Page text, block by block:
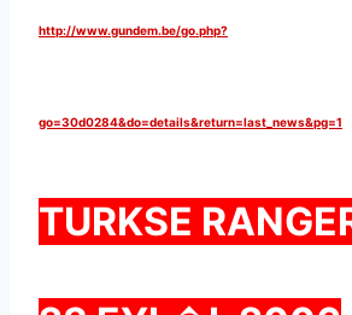
http://www.gundem.be/go.php?
go=30d0284&do=details&return=last_news&pg=1
TURKSE